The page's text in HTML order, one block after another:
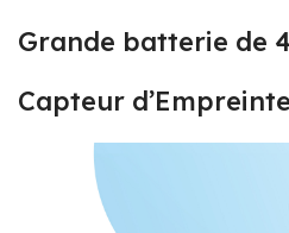
Grande batterie de
Capteur